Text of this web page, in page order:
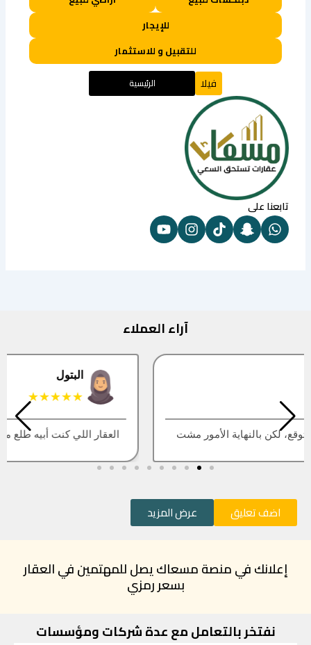
للإيجار
للتقبيل و للاستثمار
فيلا الرئيسية
تابعنا على
آراء العملاء
العقار اللي كنت أبيه طلع مباع، أتمنى التحديث يكون أسرع
اضف تعليق عرض المزيد
إعلانك في منصة مسعاك يصل للمهتمين في العقار
بسعر رمزي
نفتخر بالتعامل مع عدة شركات ومؤسسات